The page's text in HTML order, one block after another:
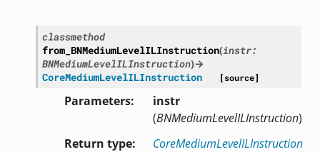
classmethod
from_BNMediumLevelILInstruction(instr:
BNMediumLevelILInstruction)→
CoreMediumLevelILInstruction
[source]
Parameters
instr
(BNMediumLevelILInstruction)
Return type
CoreMediumLevelILInstruction